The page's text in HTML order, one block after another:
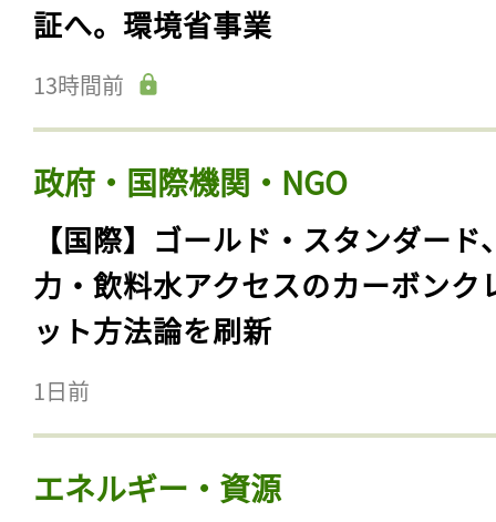
証へ。環境省事業
13時間前
政府・国際機関・NGO
【国際】ゴールド・スタンダード
力・飲料水アクセスのカーボンク
ット方法論を刷新
1日前
エネルギー・資源